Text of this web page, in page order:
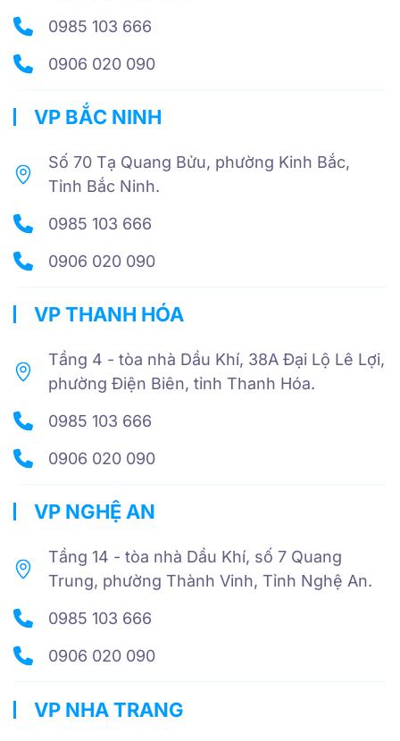
0985 103 666
0906 020 090
VP BẮC NINH
Số 70 Tạ Quang Bửu, phường Kinh Bắc,
Tỉnh Bắc Ninh.
0985 103 666
0906 020 090
VP THANH HÓA
Tầng 4 - tòa nhà Dầu Khí, 38A Đại Lộ Lê Lợi,
phường Điện Biên, tỉnh Thanh Hóa.
0985 103 666
0906 020 090
VP NGHỆ AN
Tầng 14 - tòa nhà Dầu Khí, số 7 Quang
Trung, phường Thành Vinh, Tỉnh Nghệ An.
0985 103 666
0906 020 090
VP NHA TRANG